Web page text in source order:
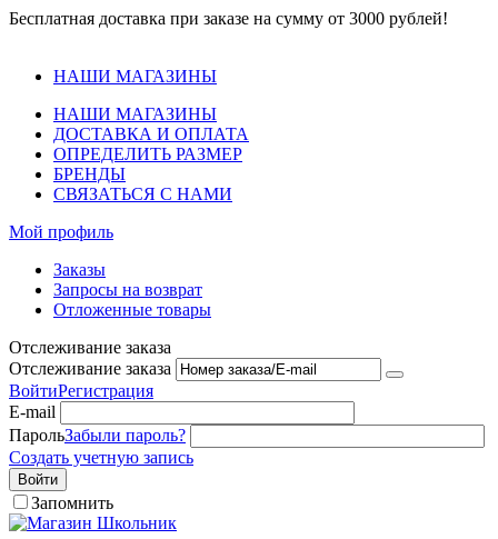
Бесплатная доставка при заказе на сумму от 3000 рублей!
НАШИ МАГАЗИНЫ
НАШИ МАГАЗИНЫ
ДОСТАВКА И ОПЛАТА
ОПРЕДЕЛИТЬ РАЗМЕР
БРЕНДЫ
СВЯЗАТЬСЯ С НАМИ
Мой профиль
Заказы
Запросы на возврат
Отложенные товары
Отслеживание заказа
Отслеживание заказа
ВойтиРегистрация
E-mail
ПарольЗабыли пароль?
Создать учетную запись
Войти
Запомнить